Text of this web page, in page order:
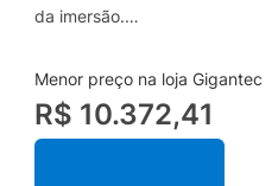
da imersão.
No conjunto de câmeras, o
com ótima definição, cores
conteúdo para redes sociais,
O design em Azul Marinho
você procura um smartphone
Menor preço na loja Gigantec
R$ 10.372,41